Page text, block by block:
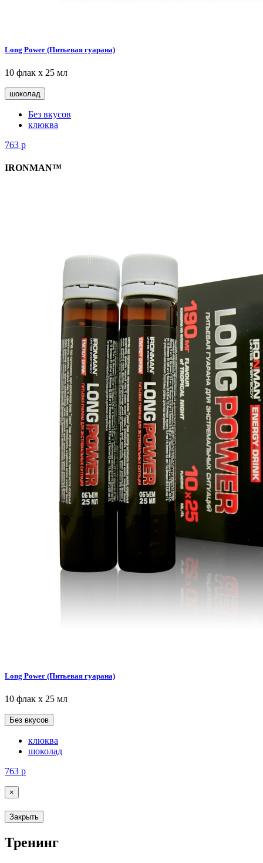
Long Power (Питьевая гуарана)
10 флак х 25 мл
шоколад
Без вкусов
клюква
763 р
IRONMAN™
Long Power (Питьевая гуарана)
10 флак х 25 мл
Без вкусов
клюква
шоколад
763 р
×
Закрыть
Тренинг